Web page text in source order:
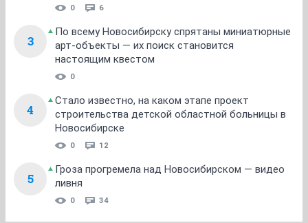
0 6
3
По всему Новосибирску спрятаны миниатюрные
арт-объекты — их поиск становится
настоящим квестом
0
4
Стало известно, на каком этапе проект
строительства детской областной больницы в
Новосибирске
0 12
5
Гроза прогремела над Новосибирском — видео
ливня
0 34